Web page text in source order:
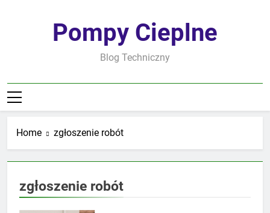
Pompy Cieplne
Blog Techniczny
Home zgłoszenie robót
zgłoszenie robót